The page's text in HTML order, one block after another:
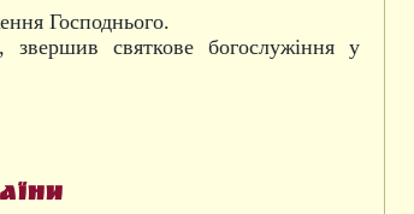
Господнього.
святкове богослужіння у